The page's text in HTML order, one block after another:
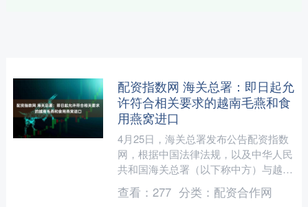
配资指数网 海关总署：即日起允
许符合相关要求的越南毛燕和食
用燕窝进口
4月25日，海关总署发布公告配资指数
网，根据中国法律法规，以及中华人民
共和国海关总署（以下称中方）与越南
社会主义共和国农业与环境部（以下称
越方）关于越南向中国出....
查看： 277 分类： 配资合作网